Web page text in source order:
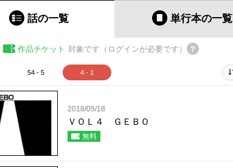
話の一覧 単行本の一覧
作品チケット 対象です（ログインが必要です）
54 - 5 4 - 1
2018/05/18
ＶＯＬ４ ＧＥＢＯ
無料